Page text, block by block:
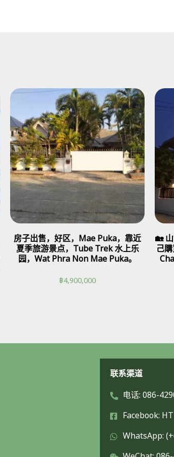
房子出售，好区，Mae Puka，靠近
夏季旅游景点，Tube Trek 水上乐
园，Wat Phra Non Mae Puka。
฿4,900,000
🏡
己
联系渠道
电话: 086-
Facebook:
WhatsApp: